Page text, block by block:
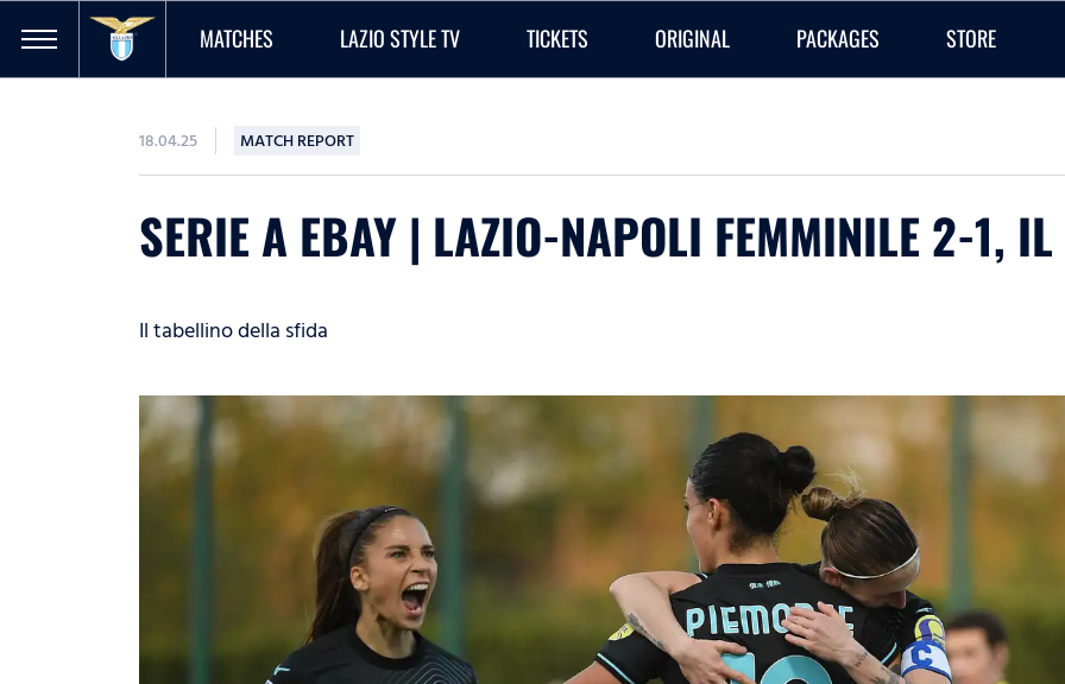
MATCHES LAZIO STYLE TV TICKETS ORIGINAL PACKAGES STORE
18.04.25 MATCH REPORT
SERIE A EBAY | LAZIO-NAPOLI FEMMINILE 2-1,
Il tabellino della sfida